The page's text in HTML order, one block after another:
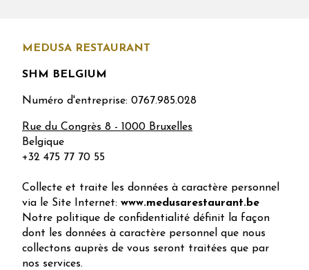
MEDUSA RESTAURANT
SHM BELGIUM
Numéro d'entreprise: 0767.985.028
Rue du Congrès 8 - 1000 Bruxelles
Belgique
+32 475 77 70 55
Collecte et traite les données à caractère personnel
via le Site Internet: www.medusarestaurant.be
Notre politique de confidentialité définit la façon
dont les données à caractère personnel que nous
collectons auprès de vous seront traitées que par
nos services.